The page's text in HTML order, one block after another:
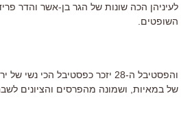
לעיניהן הכה שונות של הגר בן-אשר והדר
השופטים.
והפסטיבל ה-28 יזכר כפסטיבל הכי
של במאיות, ושמונה מהפרסים והציונים